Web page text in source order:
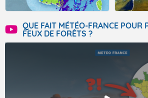
QUE FAIT MÉTÉO-FRANCE POUR
FEUX DE FORÊTS ?